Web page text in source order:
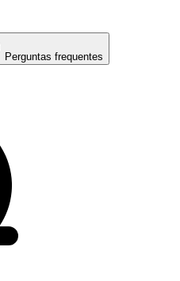
Perguntas frequentes